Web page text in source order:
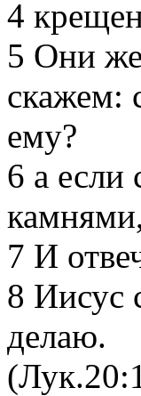
4
5 Они
скажем:
ему?
6 а если
7 И
8 Иисус
делаю.